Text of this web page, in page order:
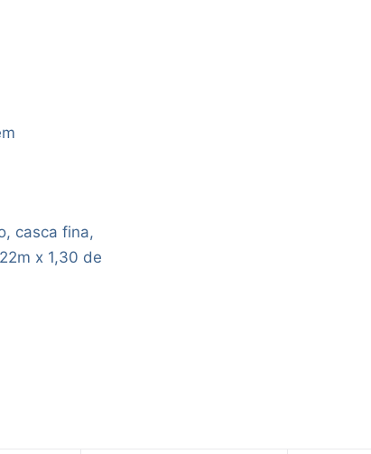
casca fina,
x 1,30 de